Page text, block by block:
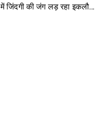
में जिंदगी की जंग लड़ रहा इकलौता